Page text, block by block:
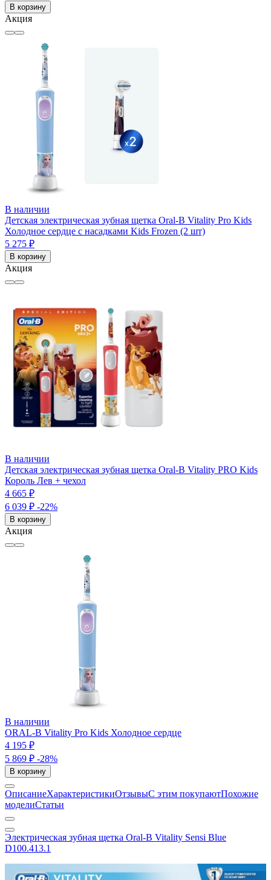
В корзину
Акция
В наличии
Детская электрическая зубная щетка Oral-B Vitality Pro Kids
Холодное сердце с насадками Kids Frozen (2 шт)
5 275 ₽
В корзину
Акция
В наличии
Детская электрическая зубная щетка Oral-B Vitality PRO Kids
Король Лев + чехол
4 665 ₽
6 039 ₽ -22%
В корзину
Акция
В наличии
ORAL-B Vitality Pro Kids Холодное сердце
4 195 ₽
5 869 ₽ -28%
В корзину
ОписаниеХарактеристикиОтзывыС этим покупаютПохожие
моделиСтатьи
Электрическая зубная щетка Oral-B Vitality Sensi Blue
D100.413.1